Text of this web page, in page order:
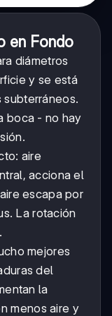
en Fondo
diámetros
y se está
boca - no hay
aire
acciona el
escapa por
La rotación
mejores
del
la
menos aire y